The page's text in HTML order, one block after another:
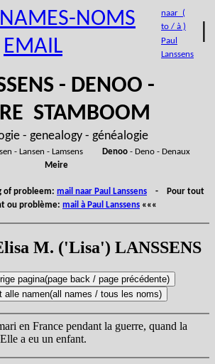
NOMS
EMAIL
naar (
to / à )
Paul
Lanssens
- DENOO -
STAMBOOM
- genealogy - généalogie
- Lansen - Lamsens Denoo- Deno - Denaux
Meire
of probleem: mail naar Paul Lanssens - Pour tout
ou problème: mail à Paul Lanssens «««
M. ('Lisa') LANSSENS
en France pendant la guerre, quand la
a eu un enfant.